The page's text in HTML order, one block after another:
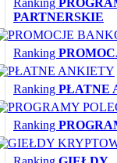
Ranking
PARTNERSKIE
Ranking
Ranking PŁATNE
Ranking